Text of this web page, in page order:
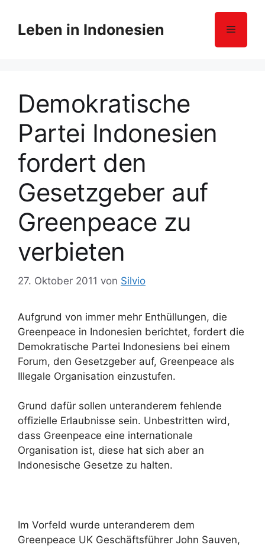
Leben in Indonesien Menü
Demokratische
Partei Indonesien
fordert den
Gesetzgeber auf
Greenpeace zu
verbieten
27. Oktober 2011 von Silvio
Aufgrund von immer mehr Enthüllungen, die
Greenpeace in Indonesien berichtet, fordert die
Demokratische Partei Indonesiens bei einem
Forum, den Gesetzgeber auf, Greenpeace als
Illegale Organisation einzustufen.
Grund dafür sollen unteranderem fehlende
offizielle Erlaubnisse sein. Unbestritten wird,
dass Greenpeace eine internationale
Organisation ist, diese hat sich aber an
Indonesische Gesetze zu halten.
Im Vorfeld wurde unteranderem dem
Greenpeace UK Geschäftsführer John Sauven,